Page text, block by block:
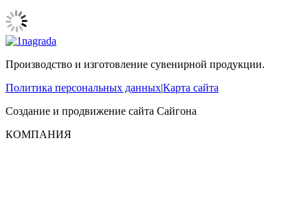
Производство и изготовление сувенирной продукции.
Политика персональных данных|Карта сайта
Создание и продвижение сайта Сайгона
КОМПАНИЯ